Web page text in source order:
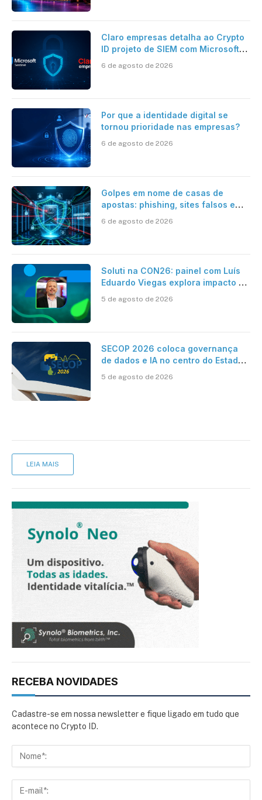
Claro empresas detalha ao Crypto
ID projeto de SIEM com Microsoft
automatizada
6 de agosto de 2026
Por que a identidade digital se
tornou prioridade nas empresas?
6 de agosto de 2026
Golpes em nome de casas de
apostas: phishing, sites falsos e
6 de agosto de 2026
Soluti na CON26: painel com Luís
Eduardo Viegas explora impacto de
Contabilidade
5 de agosto de 2026
SECOP 2026 coloca governança
de dados e IA no centro do Estado
5 de agosto de 2026
LEIA MAIS
RECEBA NOVIDADES
Cadastre-se em nossa newsletter e fique ligado em tudo que
acontece no Crypto ID.